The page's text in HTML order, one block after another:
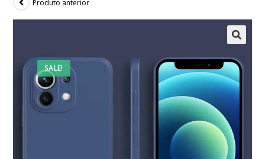
SALE!
Produto anterior